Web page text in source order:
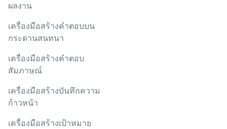
ผลงาน
เครื่องมือสร้างคำตอบบน
กระดานสนทนา
เครื่องมือสร้างคำตอบ
สัมภาษณ์
เครื่องมือสร้างบันทึกความ
ก้าวหน้า
เครื่องมือสร้างเป้าหมาย